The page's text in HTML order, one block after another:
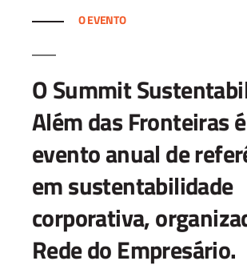
O EVENTO
O Summit
Além das Fronteiras
evento anual de
em sustentabilidade
corporativa,
Rede do Empresário.